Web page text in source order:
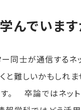
んでいます
同士が通信するネ
と難しいかもしれ
。 卒論ではネッ